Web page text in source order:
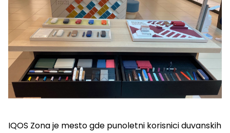
IQOS Zona je mesto gde punoletni korisnici duvanskih